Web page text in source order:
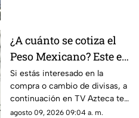
¿A cuánto se cotiza el
Peso Mexicano? Este es
el precio del dólar en
Aguascalientes hoy 9
de agosto de 2026
Si estás interesado en la
compra o cambio de divisas, a
continuación en TV Azteca te
informamos cuál es el precio
agosto 09, 2026 09:04 a. m.